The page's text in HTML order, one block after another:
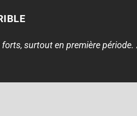
surtout en première